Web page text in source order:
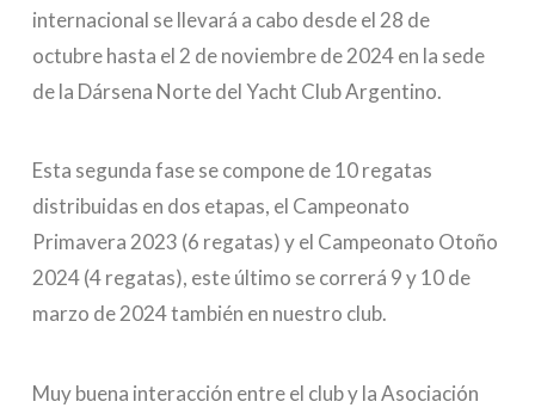
internacional se llevará a cabo desde el 28 de
octubre hasta el 2 de noviembre de 2024 en la sede
de la Dársena Norte del Yacht Club Argentino.
Esta segunda fase se compone de 10 regatas
distribuidas en dos etapas, el Campeonato
Primavera 2023 (6 regatas) y el Campeonato Otoño
2024 (4 regatas), este último se correrá 9 y 10 de
marzo de 2024 también en nuestro club.
Muy buena interacción entre el club y la Asociación